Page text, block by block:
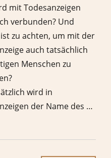
mit Todesanzeigen
verbunden? Und
zu achten, um mit der
auch tatsächlich
Menschen zu
wird in
der Name des …